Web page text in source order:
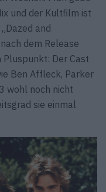
und der Kultfilm ist
and
dem Release
Pluspunkt: Der Cast
Ben Affleck, Parker
wohl noch nicht
sie einmal